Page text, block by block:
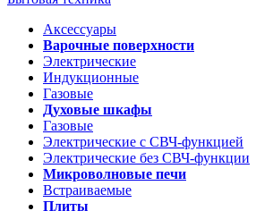
Аксессуары
Варочные поверхности
Электрические
Индукционные
Газовые
Духовые шкафы
Газовые
Электрические с СВЧ-функцией
Электрические без СВЧ-функции
Микроволновые печи
Встраиваемые
Плиты